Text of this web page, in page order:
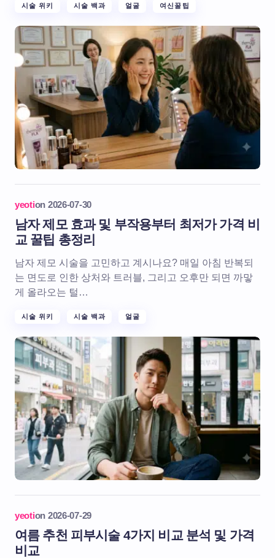
시술 위키 시술 백과 얼굴 여신꿀팁
yeotion 2026-07-30
남자 제모 효과 및 부작용부터 최저가 가격 비
교 꿀팁 총정리
남자 제모 시술을 고민하고 계시나요? 매일 아침 반복되
는 면도로 인한 상처와 트러블, 그리고 오후만 되면 까맣
게 올라오는 털…
시술 위키 시술 백과 얼굴
yeotion 2026-07-29
여름 추천 피부시술 4가지 비교 분석 및 가격
비교